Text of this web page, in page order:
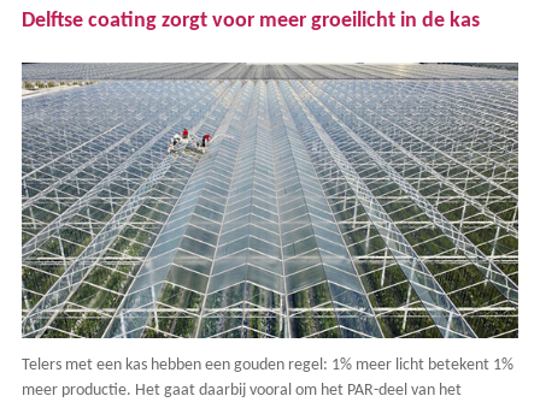
Delftse coating zorgt voor meer groeilicht in de kas
Telers met een kas hebben een gouden regel: 1% meer licht betekent 1%
meer productie. Het gaat daarbij vooral om het PAR-deel van het